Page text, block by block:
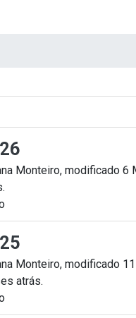
principal
Monteiro, modificado 6
Monteiro, modificado 11
atrás.